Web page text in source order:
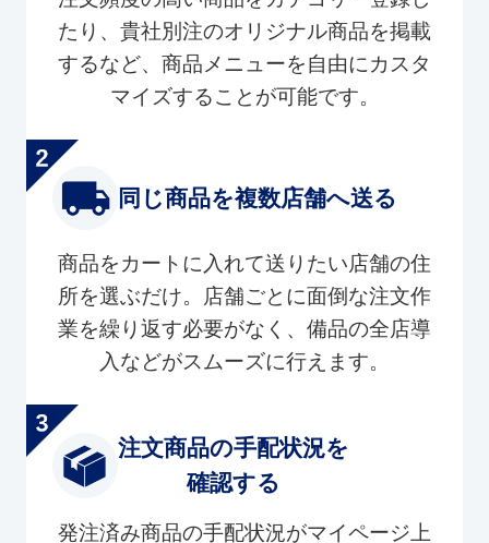
たり、貴社別注のオリジナル商品を掲載
するなど、商品メニューを自由にカスタ
マイズすることが可能です。
同じ商品を複数店舗へ送る
商品をカートに入れて送りたい店舗の住
所を選ぶだけ。店舗ごとに面倒な注文作
業を繰り返す必要がなく、備品の全店導
入などがスムーズに行えます。
注文商品の手配状況を
確認する
発注済み商品の手配状況がマイページ上